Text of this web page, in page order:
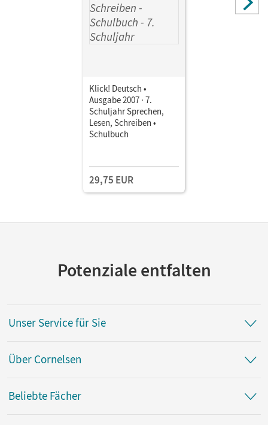
Klick! Deutsch •
Ausgabe 2007 · 7.
Schuljahr Sprechen,
Lesen, Schreiben •
Schulbuch
29,75 EUR
Potenziale entfalten
Unser Service für Sie
Über Cornelsen
Beliebte Fächer